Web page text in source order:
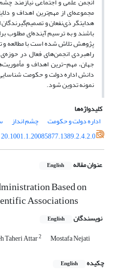
مجموعه‌ای از مهم‌ترین اهداف و
هدایتگر ذی‌نفعان و
باشند و به ترسیم آینده‌ای مطلوب
پژوهش تلاش شده است با مطالعه و
راهبردی انجمن‌های فعال در
جهان، مهم-ترین اهداف و
دانش اداره دولت و حکومت
نمونه تدوین شود.
کلیدواژه‌ها
اداره دولت و حکومت
چشم انداز
20.1001.1.20085877.1389.2.4.2.0
عنوان مقاله English
Based on
Associations
نویسندگان English
Taheri Attar2 Mostafa Nejati
چکیده English